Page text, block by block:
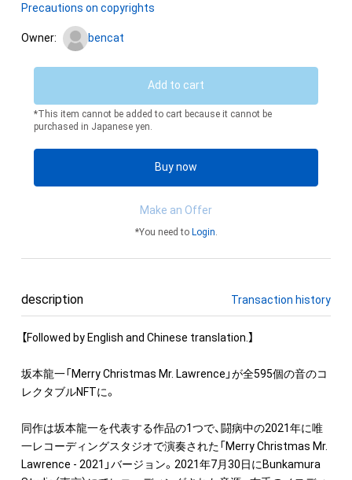
Precautions on copyrights
Owner: bencat
Add to cart
*This item cannot be added to cart because it cannot be
purchased in Japanese yen.
Buy now
Make an Offer
*You need to Login.
description Transaction history
【Followed by English and Chinese translation.】
坂本龍一「Merry Christmas Mr. Lawrence」が全595個の音のコ
レクタブルNFTに。
同作は坂本龍一を代表する作品の1つで、闘病中の2021年に唯
一レコーディングスタジオで演奏された「Merry Christmas Mr.
Lawrence - 2021」バージョン。2021年7月30日にBunkamura